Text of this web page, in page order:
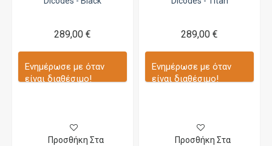
289,00 €
Ενημέρωσε με όταν
είναι διαθέσιμο!
Προσθήκη Στα
289,00 €
Ενημέρωσε με όταν
είναι διαθέσιμο!
Προσθήκη Στα